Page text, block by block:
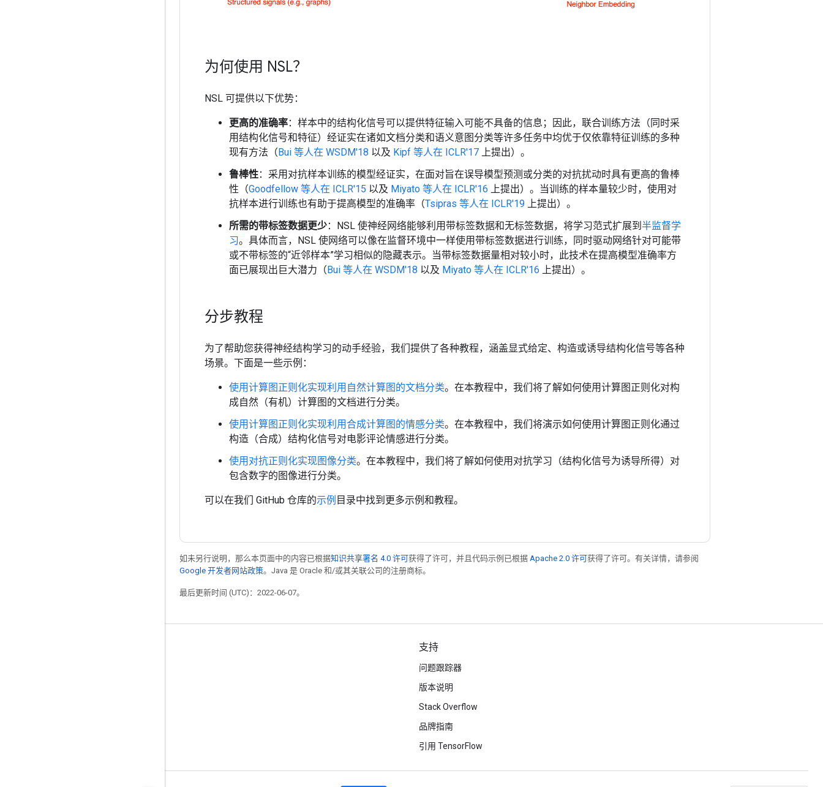
为何使用 NSL？
NSL 可提供以下优势：
更高的准确率：样本中的结构化信号可以提供特征输入可能不具备的信息；因此，联合训练方法（同时采
用结构化信号和特征）经证实在诸如文档分类和语义意图分类等许多任务中均优于仅依靠特征训练的多种
现有方法（ Bui 等人在 WSDM'18 以及 Kipf 等人在 ICLR'17 上提出）。
鲁棒性：采用对抗样本训练的模型经证实，在面对旨在误导模型预测或分类的对抗扰动时具有更高的鲁棒
性（Goodfellow 等人在 ICLR'15 以及 Miyato 等人在 ICLR'16 上提出）。当训练的样本量较少时，使用对
抗样本进行训练也有助于提高模型的准确率（Tsipras 等人在 ICLR'19 上提出）。
所需的带标签数据更少：NSL 使神经网络能够利用带标签数据和无标签数据，将学习范式扩展到 半监督学
习。具体而言，NSL 使网络可以像在监督环境中一样使用带标签数据进行训练，同时驱动网络针对可能带
或不带标签的“近邻样本”学习相似的隐藏表示。当带标签数据量相对较小时，此技术在提高模型准确率方
面已展现出巨大潜力（ Bui 等人在 WSDM'18 以及 Miyato 等人在 ICLR'16 上提出）。
分步教程
为了帮助您获得神经结构学习的动手经验，我们提供了各种教程，涵盖显式给定、构造或诱导结构化信号等各种
场景。下面是一些示例：
使用计算图正则化实现利用自然计算图的文档分类。在本教程中，我们将了解如何使用计算图正则化对构
成自然（有机）计算图的文档进行分类。
使用计算图正则化实现利用合成计算图的情感分类。在本教程中，我们将演示如何使用计算图正则化通过
构造（合成）结构化信号对电影评论情感进行分类。
使用对抗正则化实现图像分类。在本教程中，我们将了解如何使用对抗学习（结构化信号为诱导所得）对
包含数字的图像进行分类。
可以在我们 GitHub 仓库的示例 目录中找到更多示例和教程。
如未另行说明，那么本页面中的内容已根据知识共享署名 4.0 许可获得了许可，并且代码示例已根据 Apache 2.0 许可获得了许可。有关详情，请参阅
Google 开发者网站政策。Java 是 Oracle 和/或其关联公司的注册商标。
最后更新时间 (UTC)：2022-06-07。
支持
问题跟踪器
版本说明
Stack Overflow
品牌指南
引用 TensorFlow